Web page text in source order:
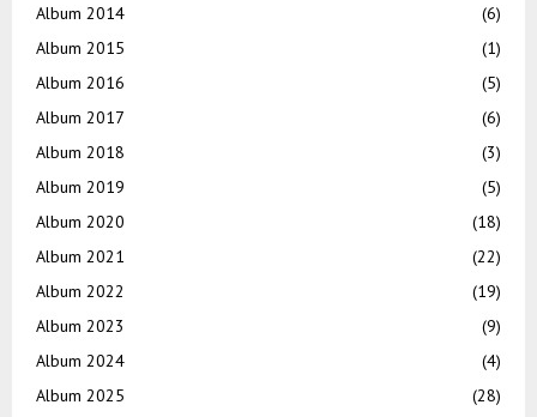
Album 2014
(6)
Album 2015
(1)
Album 2016
(5)
Album 2017
(6)
Album 2018
(3)
Album 2019
(5)
Album 2020
(18)
Album 2021
(22)
Album 2022
(19)
Album 2023
(9)
Album 2024
(4)
Album 2025
(28)